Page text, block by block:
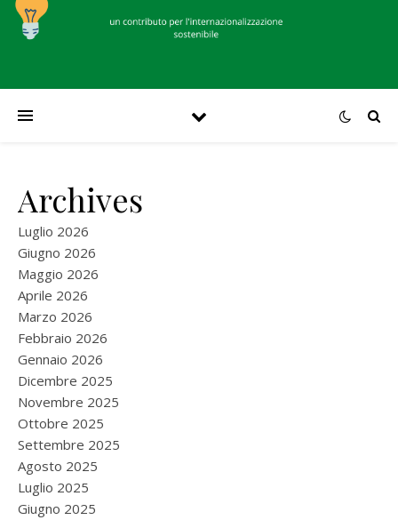
Archives
Luglio 2026
Giugno 2026
Maggio 2026
Aprile 2026
Marzo 2026
Febbraio 2026
Gennaio 2026
Dicembre 2025
Novembre 2025
Ottobre 2025
Settembre 2025
Agosto 2025
Luglio 2025
Giugno 2025